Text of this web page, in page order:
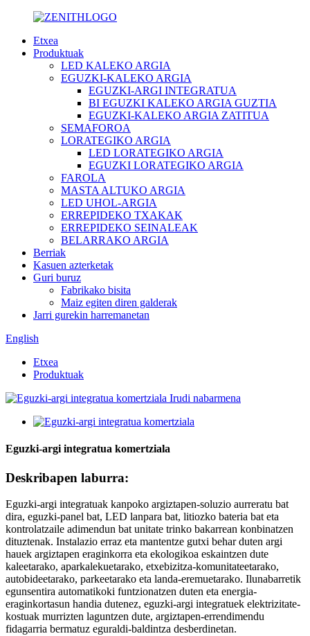
Etxea
Produktuak
LED KALEKO ARGIA
EGUZKI-KALEKO ARGIA
EGUZKI-ARGI INTEGRATUA
BI EGUZKI KALEKO ARGIA GUZTIA
EGUZKI-KALEKO ARGIA ZATITUA
SEMAFOROA
LORATEGIKO ARGIA
LED LORATEGIKO ARGIA
EGUZKI LORATEGIKO ARGIA
FAROLA
MASTA ALTUKO ARGIA
LED UHOL-ARGIA
ERREPIDEKO TXAKAK
ERREPIDEKO SEINALEAK
BELARRAKO ARGIA
Berriak
Kasuen azterketak
Guri buruz
Fabrikako bisita
Maiz egiten diren galderak
Jarri gurekin harremanetan
English
Etxea
Produktuak
Eguzki-argi integratua komertziala
Deskribapen laburra:
Eguzki-argi integratuak kanpoko argiztapen-soluzio aurreratu bat
dira, eguzki-panel bat, LED lanpara bat, litiozko bateria bat eta
kontrolatzaile adimendun bat unitate trinko bakarrean konbinatzen
dituztenak. Instalazio erraz eta mantentze gutxi behar duten argi
hauek argiztapen eraginkorra eta ekologikoa eskaintzen dute
kaleetarako, aparkalekuetarako, etxebizitza-komunitateetarako,
autobideetarako, parkeetarako eta landa-eremuetarako. Ilunabarretik
egunsentira automatikoki funtzionatzen duten eta energia-
eraginkortasun handia dutenez, eguzki-argi integratuek elektrizitate-
kostuak murrizten laguntzen dute, argiztapen-errendimendu
fidagarria bermatuz eguraldi-baldintza desberdinetan.